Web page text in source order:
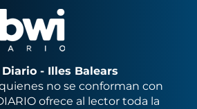
- Illes Balears
no se conforman con
ofrece al lector toda la